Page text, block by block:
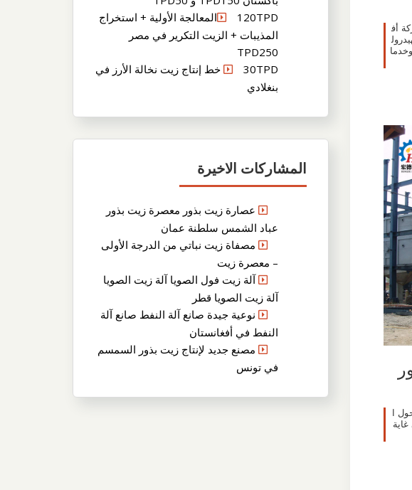
120TPDالمعالجة الأولية + استخراج
المذيبات + الزيت التكرير في مصر
TPD250
30TPD خط إنتاج زيت نخالة الأرز في
بنغلادي
المشاركات الاخيرة
عصارة زيت بذور معصرة زيت بذور
عباد الشمس سلطنة عمان
مصفاة زيت نباتي من الدرجة الأولى
– معصرة زيت
آلة زيت فول الصويا آلة زيت الصويا
آلة زيت الصويا قطر
نوعية جيدة صانع آلة النفط صانع آلة
النفط في أفغانستان
مصنع جديد لإنتاج زيت بذور السمسم
في تونس
أف
ا